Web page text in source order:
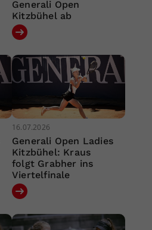
Generali Open
Kitzbühel ab
16.07.2026
Generali Open Ladies
Kitzbühel: Kraus
folgt Grabher ins
Viertelfinale